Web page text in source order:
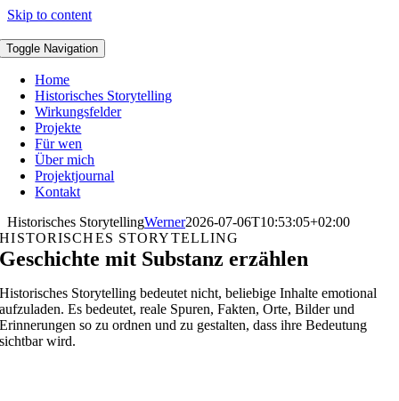
Skip to content
Toggle Navigation
Home
Historisches Storytelling
Wirkungsfelder
Projekte
Für wen
Über mich
Projektjournal
Kontakt
Historisches StorytellingWerner2026-07-06T10:53:05+02:00
HISTORISCHES STORYTELLING
Geschichte mit Substanz erzählen
Historisches Storytelling bedeutet nicht, beliebige Inhalte emotional
aufzuladen. Es bedeutet, reale Spuren, Fakten, Orte, Bilder und
Erinnerungen so zu ordnen und zu gestalten, dass ihre Bedeutung
sichtbar wird.